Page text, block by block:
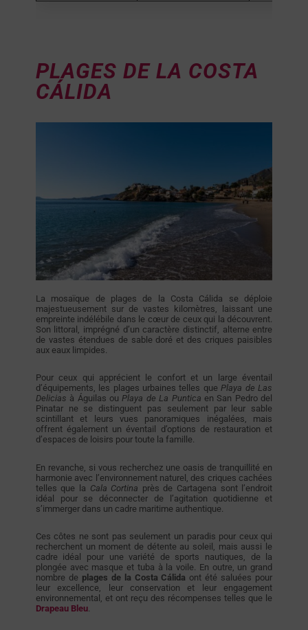
PLAGES DE LA COSTA
CÁLIDA
La mosaïque de plages de la Costa Cálida se déploie
majestueusement sur de vastes kilomètres, laissant une
empreinte indélébile dans le cœur de ceux qui la découvrent.
Son littoral, imprégné d’un caractère distinctif, alterne entre
de vastes étendues de sable doré et des criques paisibles
aux eaux limpides.
Pour ceux qui apprécient le confort et un large éventail
d’équipements, les plages urbaines telles quePlaya de Las
Delicias à Águilas ouPlaya de La Puntica en San Pedro del
Pinatar ne se distinguent pas seulement par leur sable
scintillant et leurs vues panoramiques inégalées, mais
offrent également un éventail d’options de restauration et
d’espaces de loisirs pour toute la famille.
En revanche, si vous recherchez une oasis de tranquillité en
harmonie avec l’environnement naturel, des criques cachées
telles que la Cala Cortina près de Cartagena sont l’endroit
idéal pour se déconnecter de l’agitation quotidienne et
s’immerger dans un cadre maritime authentique.
Ces côtes ne sont pas seulement un paradis pour ceux qui
recherchent un moment de détente au soleil, mais aussi le
cadre idéal pour une variété de sports nautiques, de la
plongée avec masque et tuba à la voile. En outre, un grand
nombre de plages de la Costa Cálida ont été saluées pour
leur excellence, leur conservation et leur engagement
environnemental, et ont reçu des récompenses telles que le
Drapeau Bleu.